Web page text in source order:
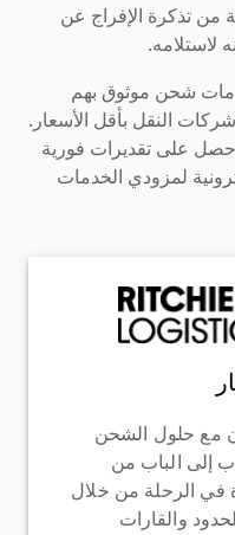
تذكرة الإفراج عن
لاستلامه.
شحن موثوق بهم
النقل بأقل الأسعار.
على تقديرات فورية
لمزودي الخدمات
مع حلول الشحن
إلى الباب من
في الرحلة من خلال
والقارات